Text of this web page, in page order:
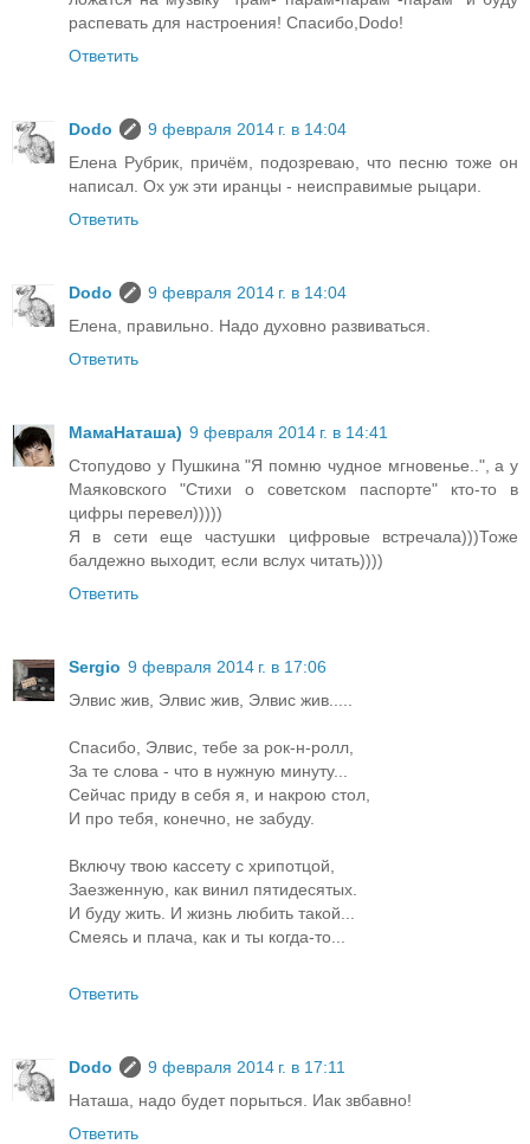
распевать для настроения! Спасибо,Dodo!
Ответить
Dodo
9 февраля 2014 г. в 14:04
Елена Рубрик, причём, подозреваю, что песню тоже он
написал. Ох уж эти иранцы - неисправимые рыцари.
Ответить
Dodo
9 февраля 2014 г. в 14:04
Елена, правильно. Надо духовно развиваться.
Ответить
МамаНаташа) 9 февраля 2014 г. в 14:41
Стопудово у Пушкина "Я помню чудное мгновенье..", а у
Маяковского "Стихи о советском паспорте" кто-то в
цифры перевел)))))
Я в сети еще частушки цифровые встречала)))Тоже
балдежно выходит, если вслух читать))))
Ответить
Sergio 9 февраля 2014 г. в 17:06
Элвис жив, Элвис жив, Элвис жив.....
Спасибо, Элвис, тебе за рок-н-ролл,
За те слова - что в нужную минуту...
Сейчас приду в себя я, и накрою стол,
И про тебя, конечно, не забуду.
Включу твою кассету с хрипотцой,
Заезженную, как винил пятидесятых.
И буду жить. И жизнь любить такой...
Смеясь и плача, как и ты когда-то...
Ответить
Dodo
9 февраля 2014 г. в 17:11
Наташа, надо будет порыться. Иак звбавно!
Ответить